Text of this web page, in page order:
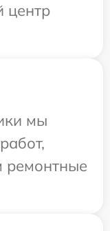
центр
мы
ремонтные